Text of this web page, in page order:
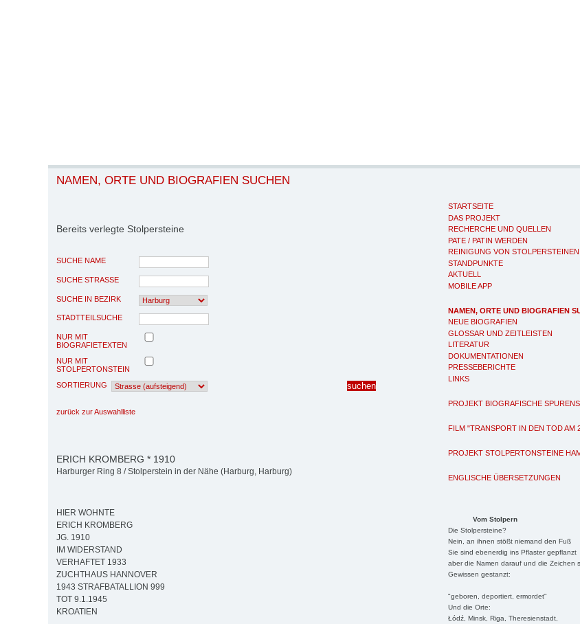
STARTSEITE
DAS PROJEKT
RECHERCHE UND QUELLEN
PATE / PATIN WERDEN
REINIGUNG VON STOLPERSTEINEN
STANDPUNKTE
AKTUELL
MOBILE APP
NAMEN, ORTE UND BIOGRAFIEN
NEUE BIOGRAFIEN
GLOSSAR UND ZEITLEISTEN
LITERATUR
DOKUMENTATIONEN
PRESSEBERICHTE
LINKS
PROJEKT BIOGRAFISCHE
FILM "TRANSPORT IN DEN TOD AM
PROJEKT STOLPERTONSTEINE
ENGLISCHE ÜBERSETZUNGEN
Vom Stolpern
Die Stolpersteine?
Nein, an ihnen stößt niemand den Fuß
Sie sind ebenerdig ins Pflaster gepflanzt
aber die Namen darauf und die Zeichen
Gewissen gestanzt:
"geboren, deportiert, ermordet"
Und die Orte:
Łódź, Minsk, Riga, Theresienstadt,
NAMEN, ORTE UND BIOGRAFIEN SUCHEN
Bereits verlegte Stolpersteine
SUCHE NAME
SUCHE STRASSE
SUCHE IN BEZIRK
STADTTEILSUCHE
NUR MIT
BIOGRAFIETEXTEN
NUR MIT
STOLPERTONSTEIN
SORTIERUNG
zurück zur Auswahlliste
ERICH KROMBERG * 1910
Harburger Ring 8 / Stolperstein in der Nähe (Harburg, Harburg)
HIER WOHNTE
ERICH KROMBERG
JG. 1910
IM WIDERSTAND
VERHAFTET 1933
ZUCHTHAUS HANNOVER
1943 STRAFBATALLION 999
TOT 9.1.1945
KROATIEN